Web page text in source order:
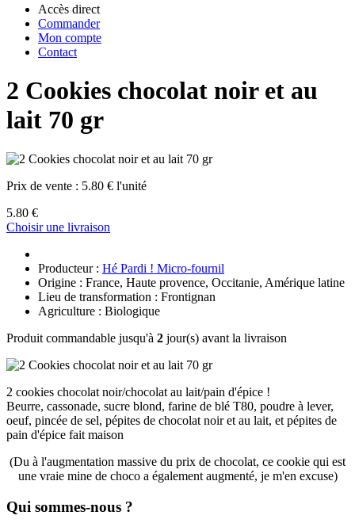
Accès direct
Commander
Mon compte
Contact
2 Cookies chocolat noir et au
lait 70 gr
Prix de vente : 5.80 € l'unité
5.80 €
Choisir une livraison
Producteur : Hé Pardi ! Micro-fournil
Origine : France, Haute provence, Occitanie, Amérique latine
Lieu de transformation : Frontignan
Agriculture : Biologique
Produit commandable jusqu'à 2 jour(s) avant la livraison
2 cookies chocolat noir/chocolat au lait/pain d'épice !
Beurre, cassonade, sucre blond, farine de blé T80, poudre à lever,
oeuf, pincée de sel, pépites de chocolat noir et au lait, et pépites de
pain d'épice fait maison
(Du à l'augmentation massive du prix de chocolat, ce cookie qui est
une vraie mine de choco a également augmenté, je m'en excuse)
Qui sommes-nous ?